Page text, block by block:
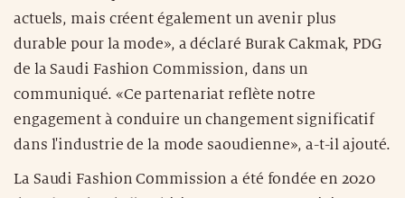
actuels, mais créent également un avenir plus
durable pour la mode», a déclaré Burak Cakmak, PDG
de la Saudi Fashion Commission, dans un
communiqué. «Ce partenariat reflète notre
engagement à conduire un changement significatif
dans l'industrie de la mode saoudienne», a-t-il ajouté.
La Saudi Fashion Commission a été fondée en 2020